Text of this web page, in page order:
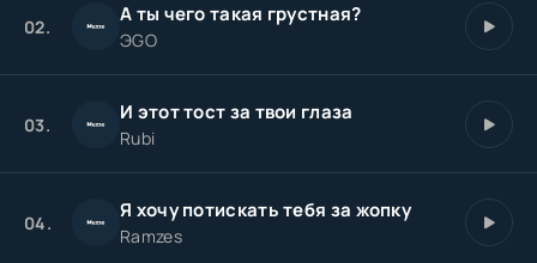
02. А ты чего такая грустная?
ЭGO
03. И этот тоcт за твои глаза
Rubi
04. Я хочу потискать тебя за жопку
Ramzes